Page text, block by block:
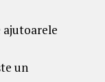
ajutoarele
un